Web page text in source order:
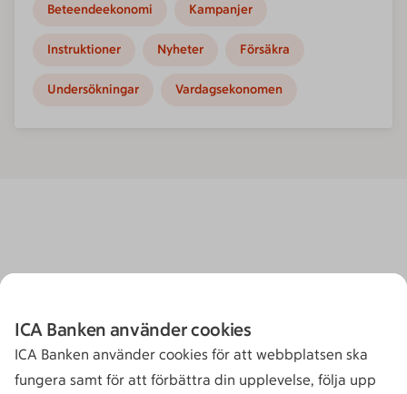
Beteendeekonomi Kampanjer
Instruktioner Nyheter Försäkra
Undersökningar Vardagsekonomen
ICA Banken använder cookies
ICA Banken använder cookies för att webbplatsen ska
fungera samt för att förbättra din upplevelse, följa upp